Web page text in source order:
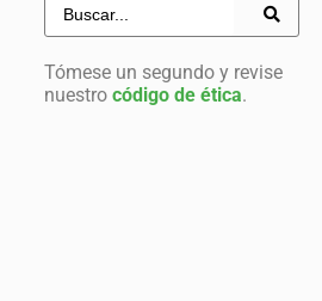
Tómese un segundo y revise
nuestro código de ética.